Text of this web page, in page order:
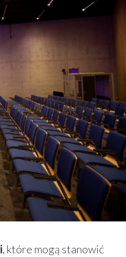
, które mogą stanowić